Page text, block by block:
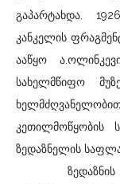
გაპარტახდა.
კანკელის
ააწყო
სახელმწიფო
კეთილმოწყობის
ზედაზნელის
ზედაზნის